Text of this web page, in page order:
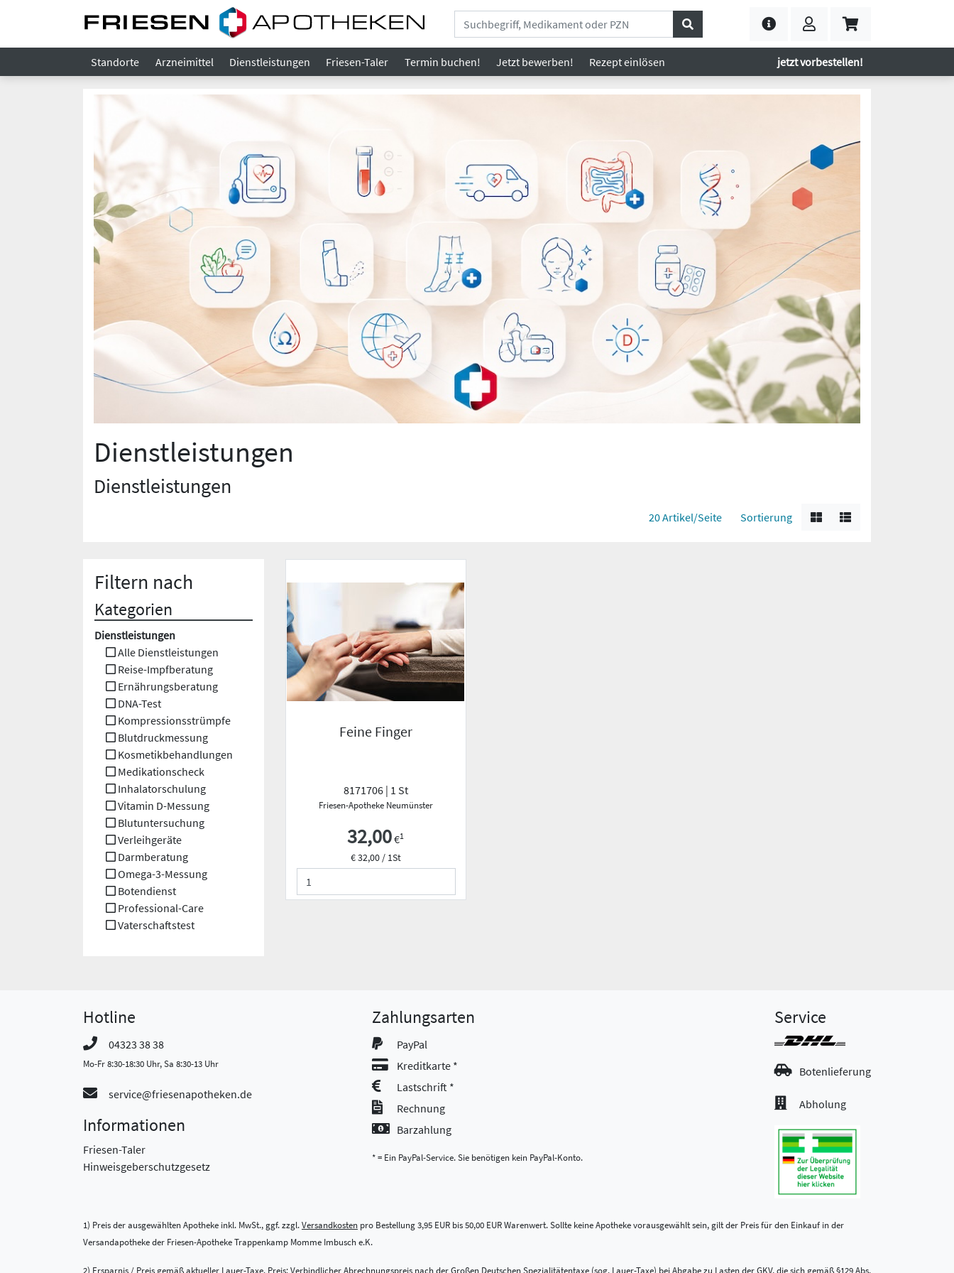
Standorte Arzneimittel Dienstleistungen Friesen-Taler Termin buchen! Jetzt bewerben! Rezepteinlösen jetzt vorbestellen!
Dienstleistungen
Dienstleistungen
20 Artikel/Seite Sortierung
Filtern nach
Kategorien
Dienstleistungen
Alle Dienstleistungen
Reise-Impfberatung
Ernährungsberatung
DNA-Test
Kompressionsstrümpfe
Blutdruckmessung
Kosmetikbehandlungen
Medikationscheck
Inhalatorschulung
Vitamin D-Messung
Blutuntersuchung
Verleihgeräte
Darmberatung
Omega-3-Messung
Botendienst
Professional-Care
Vaterschaftstest
Feine Finger
8171706 | 1 St
Friesen-Apotheke Neumünster
32,00€1
€ 32,00 / 1St
Hotline
04323 38 38
Mo-Fr 8:30-18:30 Uhr, Sa 8:30-13 Uhr
service@friesenapotheken.de
Informationen
Friesen-Taler
Hinweisgeberschutzgesetz
Zahlungsarten
PayPal
Kreditkarte *
Lastschrift *
Rechnung
Barzahlung
* = Ein PayPal-Service. Sie benötigen kein PayPal-Konto.
Service
Botenlieferung
Abholung
1) Preis der ausgewählten Apotheke inkl. MwSt., ggf. zzgl.Versandkosten pro Bestellung 3,95 EUR bis 50,00 EUR Warenwert. Sollte keine Apotheke vorausgewählt sein, gilt der Preis für den Einkauf in der
Versandapotheke der Friesen-Apotheke Trappenkamp Momme Imbusch e.K.
2) Ersparnis / Preis gemäß aktueller Lauer-Taxe. Preis: Verbindlicher Abrechnungspreis nach der Großen Deutschen Spezialitätentaxe (sog. Lauer-Taxe) bei Abgabe zu Lasten der GKV, die sich gemäß §129 Abs.